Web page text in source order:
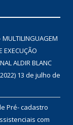
MULTILINGUAGEM
EXECUÇÃO
ALDIR BLANC
13 de julho de
Pré- cadastro
com